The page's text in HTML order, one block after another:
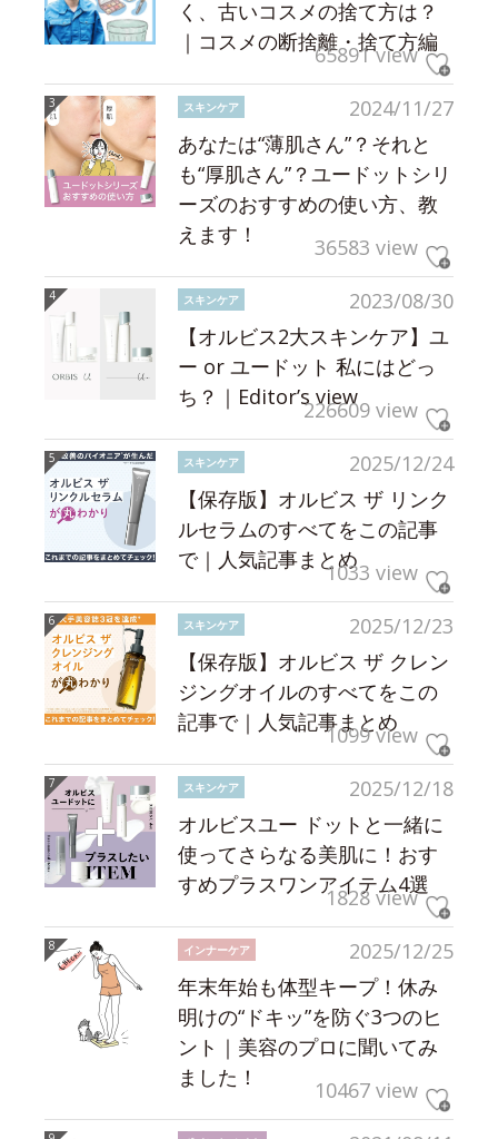
く、古いコスメの捨て方は？
｜コスメの断捨離・捨て方編
65891 view
2024/11/27
スキンケア
あなたは“薄肌さん”？それと
も“厚肌さん”？ユードットシリ
ーズのおすすめの使い方、教
えます！
36583 view
2023/08/30
スキンケア
【オルビス2大スキンケア】ユ
ー or ユードット 私にはどっ
ち？｜Editor’s view226609 view
2025/12/24
スキンケア
【保存版】オルビス ザ リンク
ルセラムのすべてをこの記事
で｜人気記事まとめ1033 view
2025/12/23
スキンケア
【保存版】オルビス ザ クレン
ジングオイルのすべてをこの
記事で｜人気記事まとめ
1099 view
2025/12/18
スキンケア
オルビスユー ドットと一緒に
使ってさらなる美肌に！おす
すめプラスワンアイテム4選
1828 view
2025/12/25
インナーケア
年末年始も体型キープ！休み
明けの“ドキッ”を防ぐ3つのヒ
ント｜美容のプロに聞いてみ
ました！
10467 view